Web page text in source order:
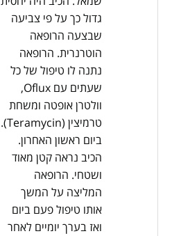
גדול כך על פי צביעה
שבצעה הרופאה
הוטרנרית. הרופאה
נתנה לו טיפול של כל
שעתים עם Oflux,
וולטרן אופטה ומשחת
טרמיצין (Teramycin).
ביום ראשון האחרון.
הכיב נראה קטן מאוד
ושטחי. הרופאה
המליצה על המשך
אותו טיפול פעם ביום
ואז בערך יומיים לאחר